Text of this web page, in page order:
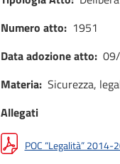
Numero atto
1951
Data adozione atto
Materia Sicurezza,
Allegati
POC “Legalità” 2014-